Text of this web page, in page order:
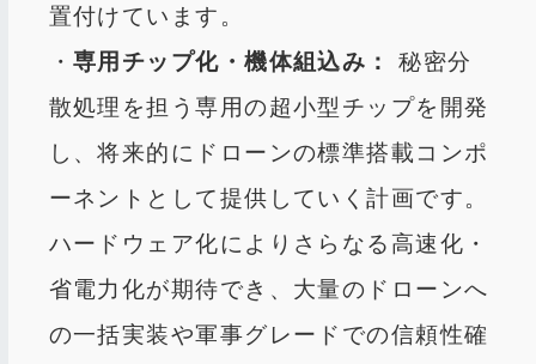
置付けています。
・専用チップ化・機体組込み：
秘密分
散処理を担う専用の超小型チップを開発
し、将来的にドローンの標準搭載コンポ
ーネントとして提供していく計画です。
ハードウェア化によりさらなる高速化・
省電力化が期待でき、大量のドローンへ
の一括実装や軍事グレードでの信頼性確